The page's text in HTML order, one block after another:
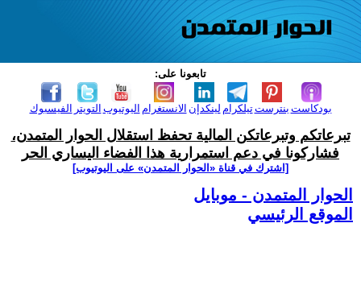
تابعونا على:
الفيسبوك التويتر اليوتيوب الانستغرام لينكدإن تيلكرامبنترست بودكاست
تبرعاتكم وتبرعاتكن المالية تحفظ استقلال الحوار المتمدن،
فشاركونا في دعم استمرارية هذا الفضاء اليساري الحر
[اشترك في قناة ‫«الحوار المتمدن» على اليوتيوب]
الحوار المتمدن - موبايل
الموقع الرئيسي